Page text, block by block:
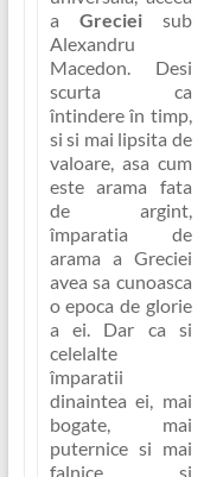
a Grecieisub
Alexandru
Macedon. Desi
scurta ca
întindere în timp,
si si mai lipsita de
valoare, asa cum
este arama fata
de argint,
împaratia de
arama a Greciei
avea sa cunoasca
o epoca de glorie
a ei. Dar ca si
celelalte
împaratii
dinaintea ei, mai
bogate, mai
puternice si mai
falnice, si